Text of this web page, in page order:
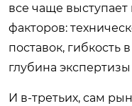
все чаще выступает
факторов:
поставок, гибкость
глубина
И в-третьих, сам